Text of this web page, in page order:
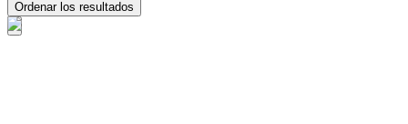
Ordenar los resultados